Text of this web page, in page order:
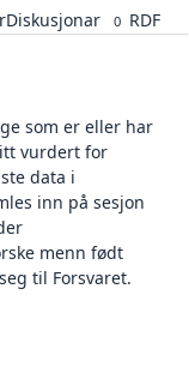
Diskusjonar 0 RDF
som er eller har
vurdert for
data i
inn på sesjon
menn født
til Forsvaret.